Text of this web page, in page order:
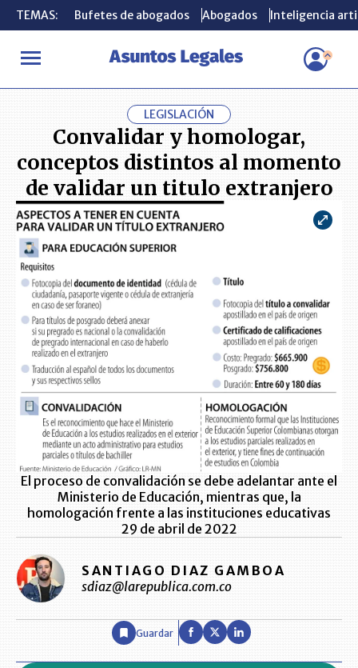
TEMAS: Bufetes de abogados Abogados Inteligencia
INICIO ACTUALIDAD Convalidar y homologar, conceptos
TEMAS: Bufetes de abogados Abogados Inteligencia
LEGISLACIÓN
Convalidar y homologar,
conceptos distintos al momento
de validar un titulo extranjero
El proceso de convalidación se debe adelantar ante el
Ministerio de Educación, mientras que, la
homologación frente a las instituciones educativas
29 de abril de 2022
SANTIAGO DIAZ GAMBOA
sdiaz@larepublica.com.co
Guardar